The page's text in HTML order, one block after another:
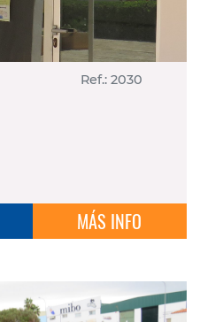
Ref.: 2030
MÁS INFO